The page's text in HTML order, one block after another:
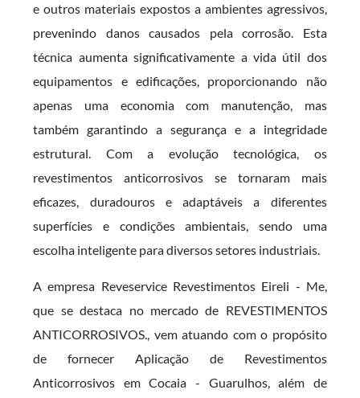
e outros materiais expostos a ambientes agressivos,
prevenindo danos causados pela corrosão. Esta
técnica aumenta significativamente a vida útil dos
equipamentos e edificações, proporcionando não
apenas uma economia com manutenção, mas
também garantindo a segurança e a integridade
estrutural. Com a evolução tecnológica, os
revestimentos anticorrosivos se tornaram mais
eficazes, duradouros e adaptáveis a diferentes
superfícies e condições ambientais, sendo uma
escolha inteligente para diversos setores industriais.
A empresa Reveservice Revestimentos Eireli - Me,
que se destaca no mercado de REVESTIMENTOS
ANTICORROSIVOS., vem atuando com o propósito
de fornecer Aplicação de Revestimentos
Anticorrosivos em Cocaia - Guarulhos, além de